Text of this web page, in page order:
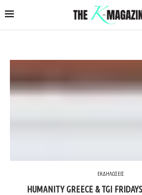
ΕΚΔΗΛΩΣΕΙΣ
HUMANITY GREECE & TGI